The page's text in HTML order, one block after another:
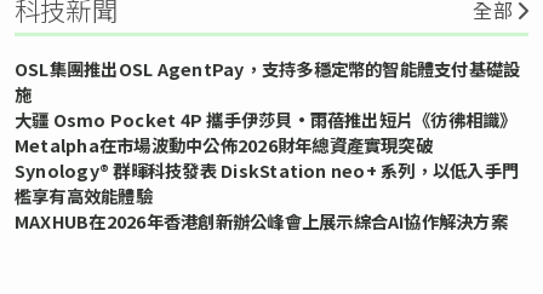
科技新聞 全部
OSL集團推出OSL AgentPay，支持多穩定幣的智能體支付基礎設
施
大疆 Osmo Pocket 4P 攜手伊莎貝•雨蓓推出短片《彷彿相識》
Metalpha在市場波動中公佈2026財年總資產實現突破
Synology® 群暉科技發表 DiskStation neo+ 系列，以低入手門
檻享有高效能體驗
MAXHUB在2026年香港創新辦公峰會上展示綜合AI協作解決方案